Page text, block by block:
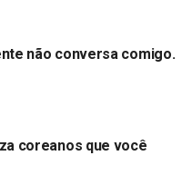
não conversa comigo.
coreanos que você